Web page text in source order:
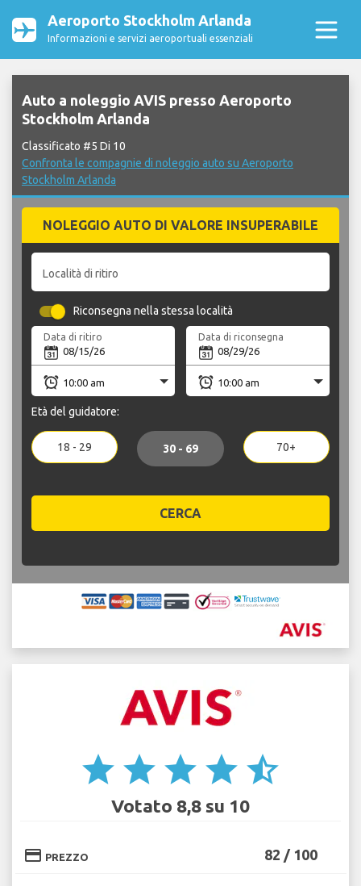
Aeroporto Stockholm Arlanda
Informazioni e servizi aeroportuali essenziali
Auto a noleggio AVIS presso Aeroporto
Stockholm Arlanda
Classificato #5 Di 10
Confronta le compagnie di noleggio auto su Aeroporto
Stockholm Arlanda
NOLEGGIO AUTO DI VALORE INSUPERABILE
Località di ritiro
Riconsegna nella stessa località
Data di ritiro Data di riconsegna
Età del guidatore:
18 - 29 30 - 69 70+
CERCA
star star star star star_half
Votato 8,8 su 10
credit_card PREZZO 82 / 100